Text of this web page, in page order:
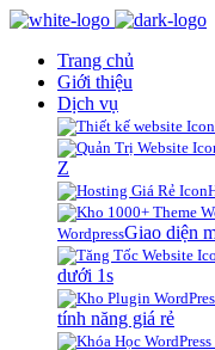
Trang chủ
Giới thiệu
Dịch vụ
Z
WordpressGiao diện
dưới 1s
tính năng giá rẻ